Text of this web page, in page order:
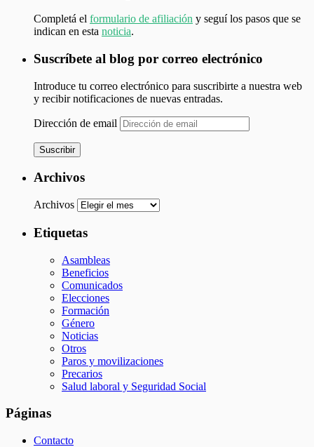
Completá el formulario de afiliación y seguí los pasos que se
indican en esta noticia.
Suscríbete al blog por correo electrónico
Introduce tu correo electrónico para suscribirte a nuestra web
y recibir notificaciones de nuevas entradas.
Dirección de email
Suscribir
Archivos
Archivos
Etiquetas
Asambleas
Beneficios
Comunicados
Elecciones
Formación
Género
Noticias
Otros
Paros y movilizaciones
Precarios
Salud laboral y Seguridad Social
Páginas
Contacto